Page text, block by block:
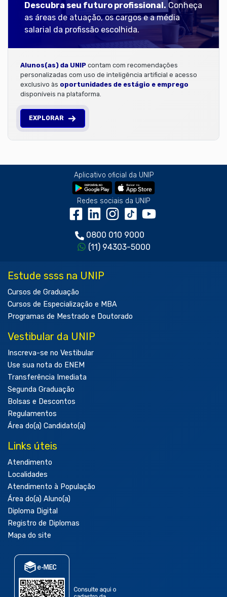
Descubra seu futuro profissional. Conheça
as áreas de atuação, os cargos e a média
salarial da profissão escolhida.
Alunos(as) da UNIP contam com recomendações
personalizadas com uso de inteligência artificial e acesso
exclusivo às oportunidades de estágio e emprego
disponíveis na plataforma.
EXPLORAR
Aplicativo oficial da UNIP
Redes sociais da UNIP
0800 010 9000
(11) 94303-5000
Estude ssss na UNIP
Cursos de Graduação
Cursos de Especialização e MBA
Programas de Mestrado e Doutorado
Vestibular da UNIP
Inscreva-se no Vestibular
Use sua nota do ENEM
Transferência Imediata
Segunda Graduação
Bolsas e Descontos
Regulamentos
Área do(a) Candidato(a)
Links úteis
Atendimento
Localidades
Atendimento à População
Área do(a) Aluno(a)
Diploma Digital
Registro de Diplomas
Mapa do site